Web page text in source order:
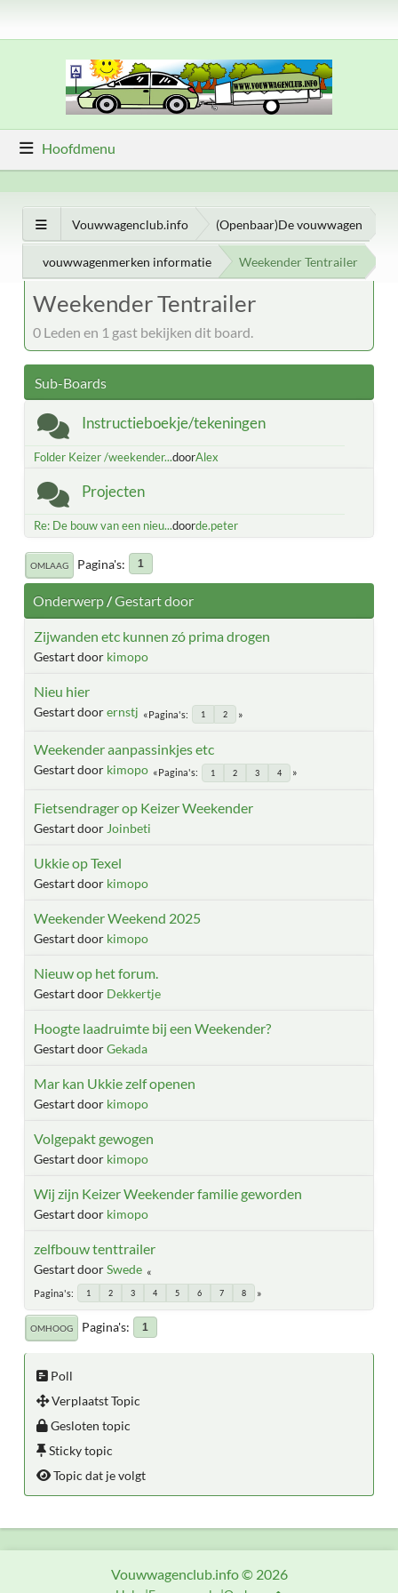
Hoofdmenu
Vouwwagenclub.info (Openbaar)De vouwwagen
vouwwagenmerken informatie Weekender Tentrailer
Weekender Tentrailer
0 Leden en 1 gast bekijken dit board.
Sub-Boards
Instructieboekje/tekeningen
Folder Keizer /weekender...doorAlex
Projecten
Re: De bouw van een nieu...doorde.peter
OMLAAG Pagina's 1
Onderwerp/Gestart door
Zijwanden etc kunnen zó prima drogen
Gestart door kimopo
Nieu hier
Gestart doorernstj Pagina's 1 2
Weekender aanpassinkjes etc
Gestart door kimopo Pagina's 1 2 3 4
Fietsendrager op Keizer Weekender
Gestart door Joinbeti
Ukkie op Texel
Gestart door kimopo
Weekender Weekend 2025
Gestart door kimopo
Nieuw op het forum.
Gestart door Dekkertje
Hoogte laadruimte bij een Weekender?
Gestart doorGekada
Mar kan Ukkie zelf openen
Gestart door kimopo
Volgepakt gewogen
Gestart door kimopo
Wij zijn Keizer Weekender familie geworden
Gestart door kimopo
zelfbouw tenttrailer
Gestart doorSwede
Pagina's 1 2 3 4 5 6 7 8
OMHOOG Pagina's 1
Poll
Verplaatst Topic
Gesloten topic
Sticky topic
Topic dat je volgt
Vouwwagenclub.info © 2026